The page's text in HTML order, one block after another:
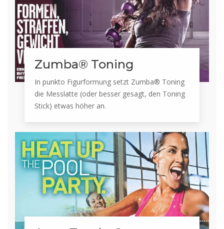
Zumba® Toning
In punkto Figurformung setzt Zumba® Toning
die Messlatte (oder besser gesagt, den Toning
Stick) etwas höher an.